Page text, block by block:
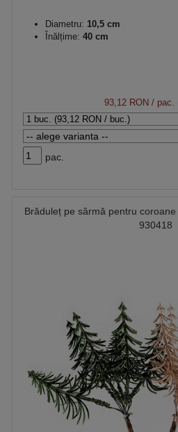
Diametru: 10,5 cm
Înălțime: 40 cm
93,12 RON/ pac.
pac.
Brăduleț pe sârmă pentru
930418